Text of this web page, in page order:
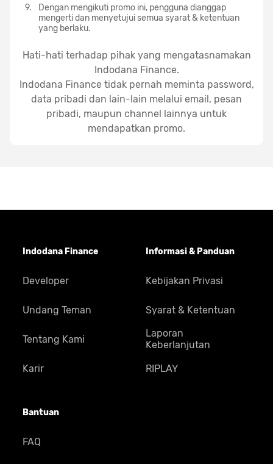
Dengan mengikuti promo ini, pengguna dianggap
mengerti dan menyetujui semua syarat & ketentuan
yang berlaku.
Hati-hati terhadap pihak yang mengatasnamakan
Indodana Finance.
Indodana Finance tidak pernah meminta password,
data pribadi dan lain-lain melalui email, pesan
pribadi, maupun channel lainnya untuk
mendapatkan promo.
Indodana Finance
Developer
Undang Teman
Tentang Kami
Karir
Bantuan
FAQ
Informasi & Panduan
Kebijakan Privasi
Syarat & Ketentuan
Laporan
Keberlanjutan
RIPLAY